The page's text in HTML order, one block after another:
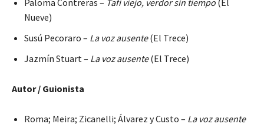
Paloma Contreras – Tafí viejo, verdor sin tiempo (El
Nueve)
Susú Pecoraro – La voz ausente(El Trece)
Jazmín Stuart – La voz ausente(El Trece)
Autor / Guionista
Roma; Meira; Zicanelli; Álvarez y Custo – La voz ausente